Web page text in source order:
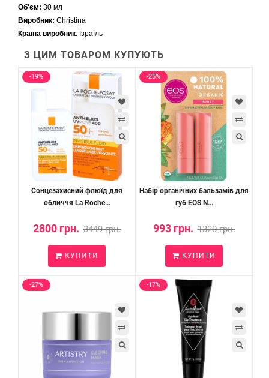
Об'єм: 30 мл
Виробник: Christina
Країна виробник: Ізраїль
З ЦИМ ТОВАРОМ КУПУЮТЬ
-19%
Сонцезахисний флюїд для
обличчя La Roche...
2800 грн. 3449 грн.
КУПИТИ
-25%
Набір органічних бальзамів для
губ EOS N...
993 грн. 1320 грн.
КУПИТИ
-27% -17%